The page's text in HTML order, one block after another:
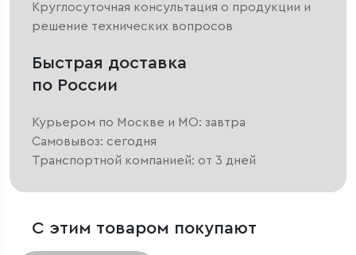
Круглосуточная консультация о продукции и
решение технических вопросов
Быстрая доставка
по России
Курьером по Москве и МО: завтра
Самовывоз: сегодня
Транспортной компанией: от 3 дней
С этим товаром покупают